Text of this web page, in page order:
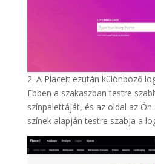
2. A Placeit ezután különböző
Ebben a szakaszban testre
színpalettáját, és az oldal az
színek alapján testre szabja a